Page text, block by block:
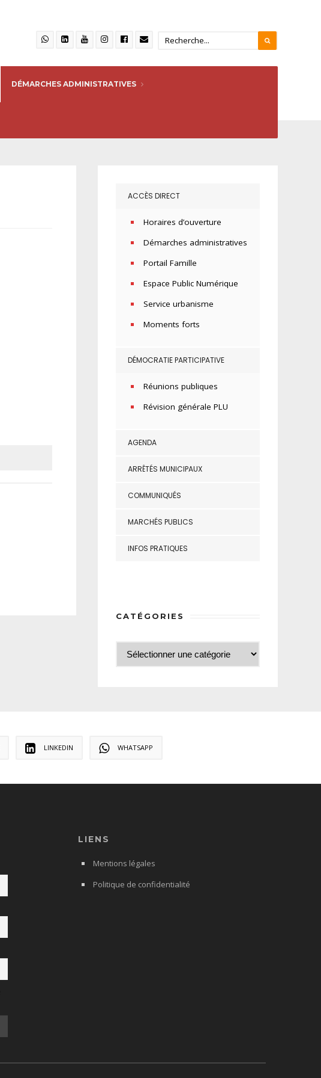
DÉMARCHES ADMINISTRATIVES
ACCÈS DIRECT
Horaires d’ouverture
Démarches administratives
Portail Famille
Espace Public Numérique
Service urbanisme
Moments forts
DÉMOCRATIE PARTICIPATIVE
Réunions publiques
Révision générale PLU
AGENDA
ARRÊTÉS MUNICIPAUX
COMMUNIQUÉS
MARCHÉS PUBLICS
INFOS PRATIQUES
CATÉGORIES
LINKEDIN WHATSAPP
LIENS
Mentions légales
Politique de confidentialité